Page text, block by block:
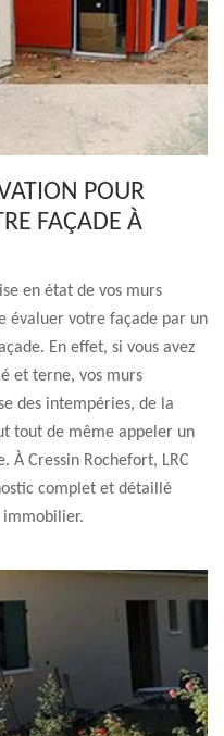
POUR
FAÇADE À
en état de vos murs
évaluer votre façade par un
En effet, si vous avez
et terne, vos murs
des intempéries, de la
tout de même appeler un
À Cressin Rochefort, LRC
complet et détaillé